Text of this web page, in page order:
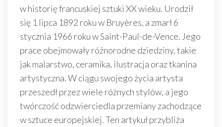
w historię francuskiej sztuki XX wieku. Urodził
się 1 lipca 1892 roku w Bruyères, a zmarł 6
stycznia 1966 roku w Saint-Paul-de-Vence. Jego
prace obejmowały różnorodne dziedziny, takie
jak malarstwo, ceramika, ilustracja oraz tkanina
artystyczna. W ciągu swojego życia artysta
przeszedł przez wiele różnych stylów, a jego
twórczość odzwierciedla przemiany zachodzące
w sztuce europejskiej. Ten artykuł przybliża